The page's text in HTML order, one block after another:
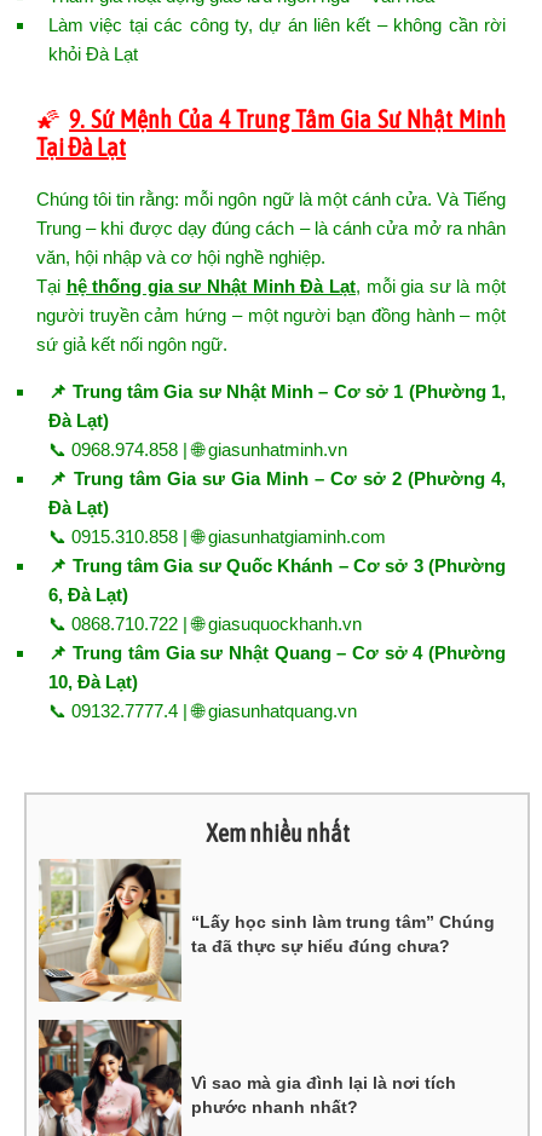
Làm việc tại các công ty, dự án liên kết – không cần rời
khỏi Đà Lạt
🌠 9. Sứ Mệnh Của 4 Trung Tâm Gia Sư Nhật Minh
Tại Đà Lạt
Chúng tôi tin rằng: mỗi ngôn ngữ là một cánh cửa. Và Tiếng
Trung – khi được dạy đúng cách – là cánh cửa mở ra nhân
văn, hội nhập và cơ hội nghề nghiệp.
Tại hệ thống gia sư Nhật Minh Đà Lạt, mỗi gia sư là một
người truyền cảm hứng – một người bạn đồng hành – một
sứ giả kết nối ngôn ngữ.
📌 Trung tâm Gia sư Nhật Minh – Cơ sở 1 (Phường 1,
Đà Lạt)
📞 0968.974.858 | 🌐giasunhatminh.vn
📌 Trung tâm Gia sư Gia Minh – Cơ sở 2 (Phường 4,
Đà Lạt)
📞 0915.310.858 | 🌐giasunhatgiaminh.com
📌 Trung tâm Gia sư Quốc Khánh – Cơ sở 3 (Phường
6, Đà Lạt)
📞 0868.710.722 | 🌐giasuquockhanh.vn
📌 Trung tâm Gia sư Nhật Quang – Cơ sở 4 (Phường
10, Đà Lạt)
📞 09132.7777.4 | 🌐giasunhatquang.vn
Xem nhiều nhất
“Lấy học sinh làm trung tâm” Chúng
ta đã thực sự hiểu đúng chưa?
Vì sao mà gia đình lại là nơi tích
phước nhanh nhất?